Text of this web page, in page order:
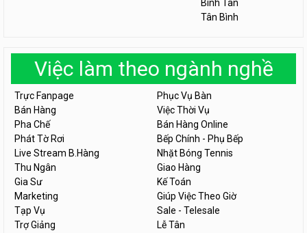
Bình Tân
Tân Bình
Việc làm theo ngành nghề
Trực Fanpage
Phục Vụ Bàn
Bán Hàng
Việc Thời Vụ
Pha Chế
Bán Hàng Online
Phát Tờ Rơi
Bếp Chính - Phụ Bếp
Live Stream B.Hàng
Nhặt Bóng Tennis
Thu Ngân
Giao Hàng
Gia Sư
Kế Toán
Marketing
Giúp Việc Theo Giờ
Tạp Vụ
Sale - Telesale
Trợ Giảng
Lễ Tân